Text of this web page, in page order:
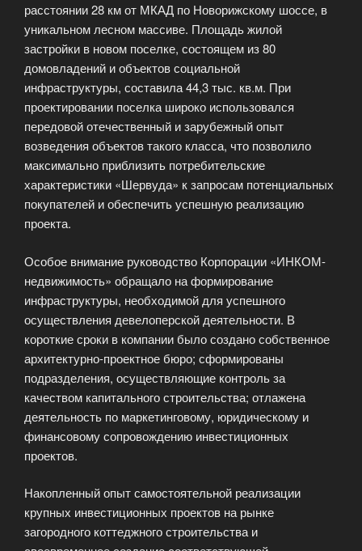
расстоянии 28 км от МКАД по Новорижскому шоссе, в
уникальном лесном массиве. Площадь жилой
застройки в новом поселке, состоящем из 80
домовладений и объектов социальной
инфраструктуры, составила 44,3 тыс. кв.м. При
проектировании поселка широко использовался
передовой отечественный и зарубежный опыт
возведения объектов такого класса, что позволило
максимально приблизить потребительские
характеристики «Шервуда» к запросам потенциальных
покупателей и обеспечить успешную реализацию
проекта.
Особое внимание руководство Корпорации «ИНКОМ-
недвижимость» обращало на формирование
инфраструктуры, необходимой для успешного
осуществления девелоперской деятельности. В
короткие сроки в компании было создано собственное
архитектурно-проектное бюро; сформированы
подразделения, осуществляющие контроль за
качеством капитального строительства; отлажена
деятельность по маркетинговому, юридическому и
финансовому сопровождению инвестиционных
проектов.
Накопленный опыт самостоятельной реализации
крупных инвестиционных проектов на рынке
загородного коттеджного строительства и